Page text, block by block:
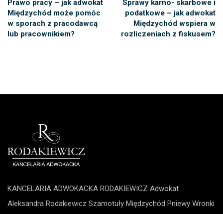
Prawo pracy – jak adwokat
Międzychód może pomóc
w sporach z pracodawcą
lub pracownikiem?
Sprawy karno- skarbowe i
podatkowe – jak adwokat
Międzychód wspiera w
rozliczeniach z fiskusem?
KANCELARIA ADWOKACKA RODAKIEWICZ Adwokat
Aleksandra Rodakiewicz Szamotuły Międzychód Pniewy Wronki